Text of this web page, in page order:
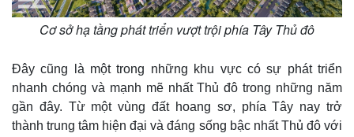
Cơ sở hạ tầng phát triển vượt trội phía Tây Thủ đô
Đây cũng là một trong những khu vực có sự phát triển
nhanh chóng và mạnh mẽ nhất Thủ đô trong những năm
gần đây. Từ một vùng đất hoang sơ, phía Tây nay trở
thành trung tâm hiện đại và đáng sống bậc nhất Thủ đô với